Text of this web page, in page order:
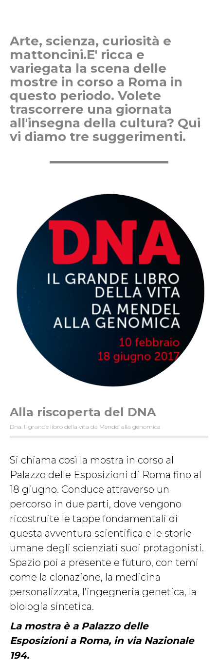
Arte, scienza, curiosità e
mattoncini.E' ricca e
variegata la scena delle
mostre in corso a Roma in
questo periodo. Volete
trascorrere una giornata
all'insegna della cultura? Qui
vi diamo tre suggerimenti.
Alla riscoperta del DNA
Dna. Il grande libro della vita da Mendel alla genomica
Si chiama così la mostra in corso al
Palazzo delle Esposizioni di Roma fino al
18 giugno. Conduce attraverso un
percorso in due parti, dove vengono
ricostruite le tappe fondamentali di
questa avventura scientifica e le storie
umane degli scienziati suoi protagonisti.
Spazio poi a presente e futuro, con temi
come la clonazione, la medicina
personalizzata, l’ingegneria genetica, la
biologia sintetica.
La mostra è a Palazzo delle
Esposizioni a Roma, in via Nazionale
194.